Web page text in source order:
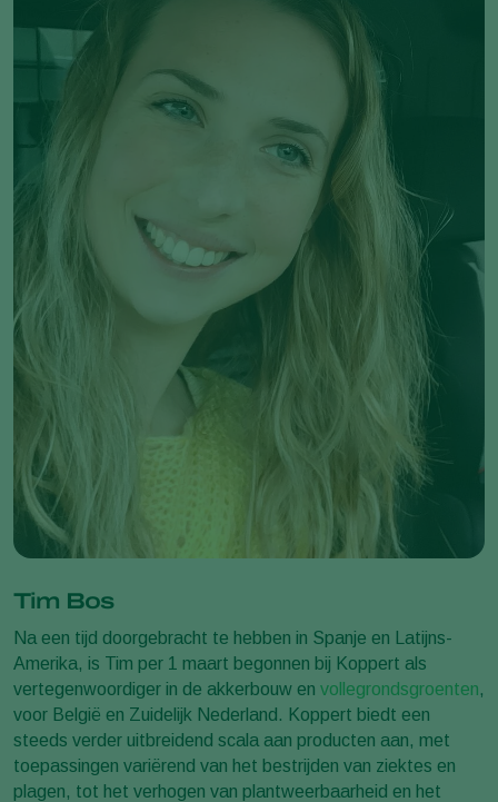
Tim Bos
Na een tijd doorgebracht te hebben in Spanje en Latijns-
Amerika, is Tim per 1 maart begonnen bij Koppert als
vertegenwoordiger in de akkerbouw en vollegrondsgroenten,
voor België en Zuidelijk Nederland. Koppert biedt een
steeds verder uitbreidend scala aan producten aan, met
toepassingen variërend van het bestrijden van ziektes en
plagen, tot het verhogen van plantweerbaarheid en het